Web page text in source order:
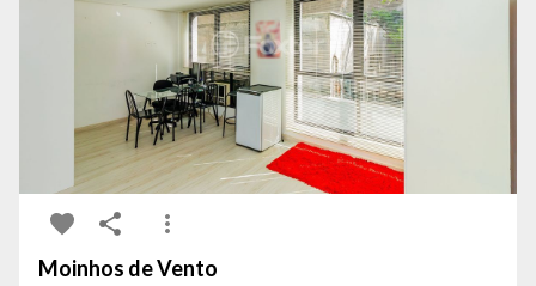
Moinhos de Vento